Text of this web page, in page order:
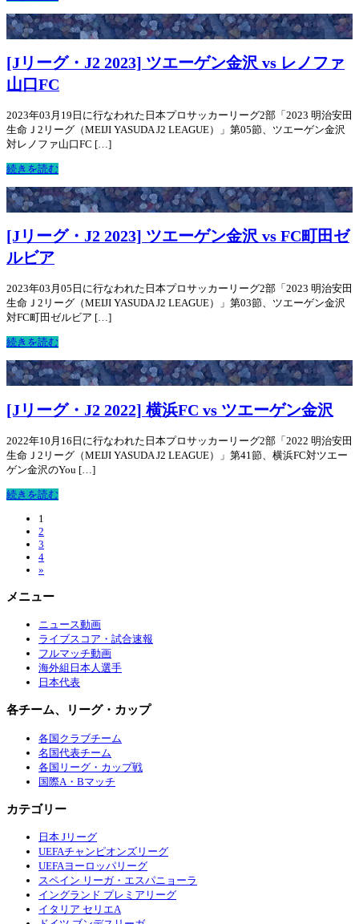
[Jリーグ・J2 2023] ツエーゲン金沢 vs レノファ
山口FC
2023年03月19日に行なわれた日本プロサッカーリーグ2部「2023 明治安田
生命Ｊ2リーグ（MEIJI YASUDA J2 LEAGUE）」第05節、ツエーゲン金沢
対レノファ山口FC […]
続きを読む
[Jリーグ・J2 2023] ツエーゲン金沢 vs FC町田ゼ
ルビア
2023年03月05日に行なわれた日本プロサッカーリーグ2部「2023 明治安田
生命Ｊ2リーグ（MEIJI YASUDA J2 LEAGUE）」第03節、ツエーゲン金沢
対FC町田ゼルビア […]
続きを読む
[Jリーグ・J2 2022] 横浜FC vs ツエーゲン金沢
2022年10月16日に行なわれた日本プロサッカーリーグ2部「2022 明治安田
生命Ｊ2リーグ（MEIJI YASUDA J2 LEAGUE）」第41節、横浜FC対ツエー
ゲン金沢のYou […]
続きを読む
1
2
3
4
»
メニュー
ニュース動画
ライブスコア・試合速報
フルマッチ動画
海外組日本人選手
日本代表
各チーム、リーグ・カップ
各国クラブチーム
名国代表チーム
各国リーグ・カップ戦
国際A・Bマッチ
カテゴリー
日本 Jリーグ
UEFAチャンピオンズリーグ
UEFAヨーロッパリーグ
スペイン リーガ・エスパニョーラ
イングランド プレミアリーグ
イタリア セリエA